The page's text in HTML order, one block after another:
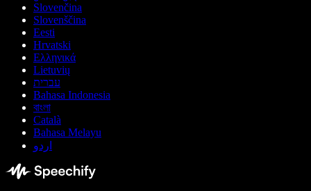
Slovenčina
Slovenščina
Eesti
Hrvatski
Ελληνικά
Lietuvių
עברית
Bahasa Indonesia
বাংলা
Català
Bahasa Melayu
اردو